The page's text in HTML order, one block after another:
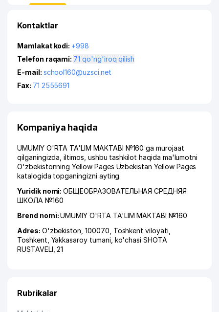
Kontaktlar
Mamlakat kodi: +998
Telefon raqami:
71 qo'ng'iroq qilish
E-mail: school160@uzsci.net
Fax: 71 2555691
Kompaniya haqida
UMUMIY O'RTA TA'LIM MAKTABI №160 ga murojaat
qilganingizda, iltimos, ushbu tashkilot haqida ma'lumotni
O'zbekistonning Yellow Pages Uzbekistan Yellow Pages
katalogida topganingizni ayting.
Yuridik nomi:ОБЩЕОБРАЗОВАТЕЛЬНАЯ СРЕДНЯЯ
ШКОЛА №160
Brend nomi:UMUMIY O'RTA TA'LIM MAKTABI №160
Adres: O'zbekiston, 100070, Toshkent viloyati
Toshkent Yakkasaroy tumani ko'chasi SHOTA
RUSTAVELI , 21
Rubrikalar